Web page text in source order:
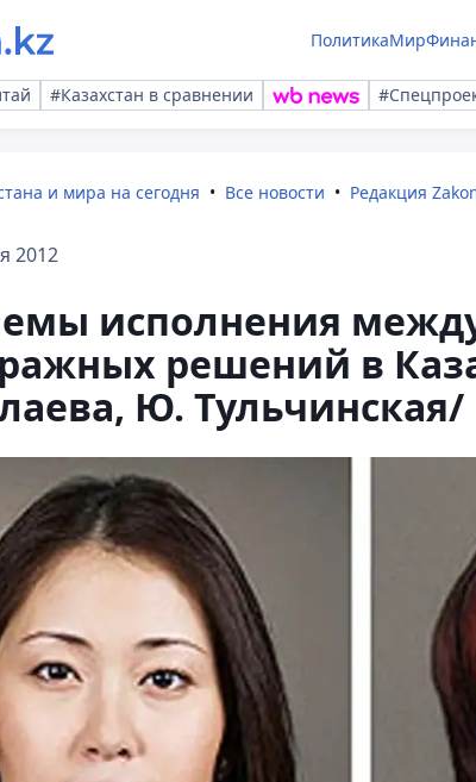
ПолитикаМир
#Казахстан в сравнении
и мира на сегодня Все новости Редакция
2012
исполнения
решений в
Ю. Тульчинская/